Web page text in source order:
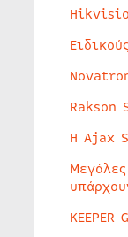
Rakson
Η Ajax